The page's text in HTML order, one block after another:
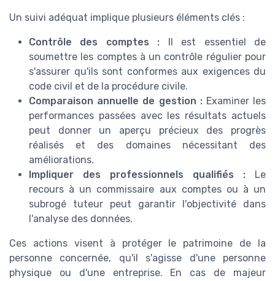
Un suivi adéquat implique plusieurs éléments clés :
Contrôle des comptes : Il est essentiel de
soumettre les comptes à un contrôle régulier pour
s'assurer qu'ils sont conformes aux exigences du
code civil et de la procédure civile.
Comparaison annuelle de gestion :Examiner les
performances passées avec les résultats actuels
peut donner un aperçu précieux des progrès
réalisés et des domaines nécessitant des
améliorations.
Impliquer des professionnels qualifiés : Le
recours à un commissaire aux comptes ou à un
subrogé tuteur peut garantir l'objectivité dans
l'analyse des données.
Ces actions visent à protéger le patrimoine de la
personne concernée, qu'il s'agisse d'une personne
physique ou d'une entreprise. En cas de majeur